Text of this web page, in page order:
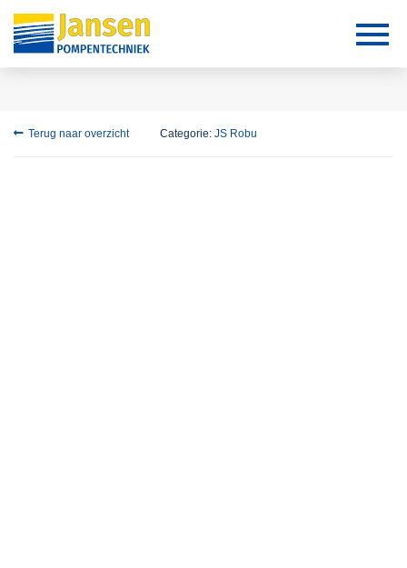
Terug naar overzicht Categorie: JS Robu